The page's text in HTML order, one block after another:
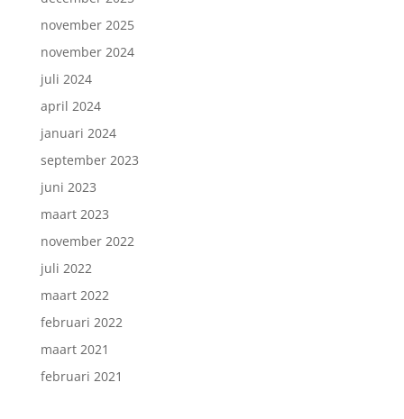
november 2025
november 2024
juli 2024
april 2024
januari 2024
september 2023
juni 2023
maart 2023
november 2022
juli 2022
maart 2022
februari 2022
maart 2021
februari 2021